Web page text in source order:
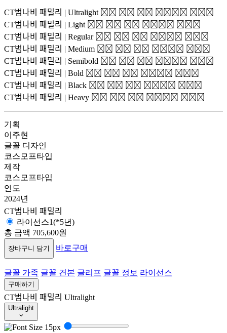
CT범나비 패밀리 | Ultralight 모진 바람 5월 꽃봉오리 떨구고
CT범나비 패밀리 | Light 모진 바람 5월 꽃봉오리 떨구고
CT범나비 패밀리 | Regular 모진 바람 5월 꽃봉오리 떨구고
CT범나비 패밀리 | Medium 모진 바람 5월 꽃봉오리 떨구고
CT범나비 패밀리 | Semibold 모진 바람 5월 꽃봉오리 떨구고
CT범나비 패밀리 | Bold 모진 바람 5월 꽃봉오리 떨구고
CT범나비 패밀리 | Black 모진 바람 5월 꽃봉오리 떨구고
CT범나비 패밀리 | Heavy 모진 바람 5월 꽃봉오리 떨구고
기획
이주현
글꼴 디자인
코스모프타입
제작
코스모프타입
연도
2024년
CT범나비 패밀리
라이선스1(*5년)
총 금액 705,600원
장바구니 담기 바로구매
글꼴 가족 글꼴 견본 글리프 글꼴 정보 라이선스
구매하기
CT범나비 패밀리 Ultralight
Ultralight
15px